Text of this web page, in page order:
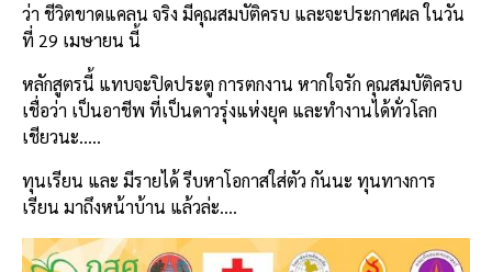
ว่า ชีวิตขาดแคลน จริง มีคุณสมบัติครบ และจะประกาศผล ในวัน
ที่ 29 เมษายน นี้
หลักสูตรนี้ แทบจะปิดประตู การตกงาน หากใจรัก คุณสมบัติครบ
เชื่อว่า เป็นอาชีพ ที่เป็นดาวรุ่งแห่งยุค และทำงานได้ทั่วโลก
เชียวนะ…..
ทุนเรียน และ มีรายได้ รีบหาโอกาสใส่ตัว กันนะ ทุนทางการ
เรียน มาถึงหน้าบ้าน แล้วล่ะ….